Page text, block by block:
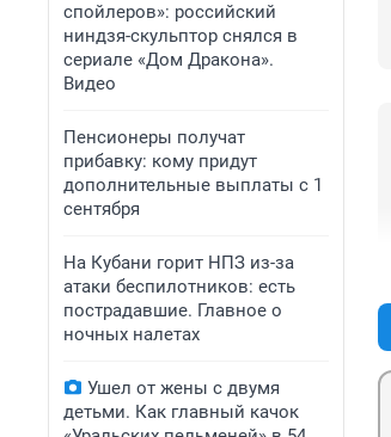
спойлеров»: российский
ниндзя-скульптор снялся в
сериале «Дом Дракона».
Видео
Пенсионеры получат
прибавку: кому придут
дополнительные выплаты с 1
сентября
На Кубани горит НПЗ из-за
атаки беспилотников: есть
пострадавшие. Главное о
ночных налетах
Ушел от жены с двумя
детьми. Как главный качок